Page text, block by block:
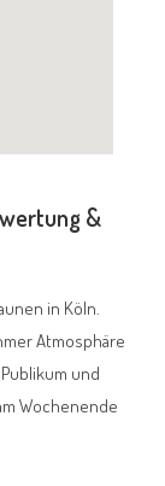
&
in Köln.
Atmosphäre
und
Wochenende